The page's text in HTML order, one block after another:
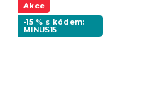
Akce
-15 % s kódem:
MINUS15